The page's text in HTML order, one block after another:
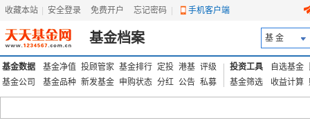
收藏本站 安全登录 免费开户 忘记密码 手机客户端
基金档案 基 金
基金数据 基金净值 投顾管家 基金排行 定投 港基 评级
基金公司
基金品种 新发基金 申购状态 分红 公告 私募
投资工具 自选基金
基金筛选
收益计算